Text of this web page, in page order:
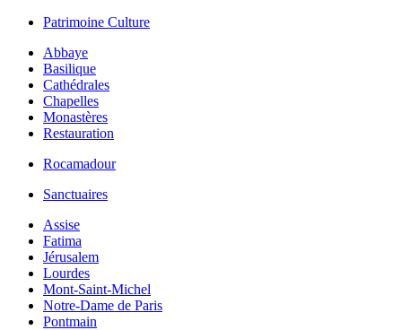
Patrimoine Culture
Abbaye
Basilique
Cathédrales
Chapelles
Monastères
Restauration
Rocamadour
Sanctuaires
Assise
Fatima
Jérusalem
Lourdes
Mont-Saint-Michel
Notre-Dame de Paris
Pontmain